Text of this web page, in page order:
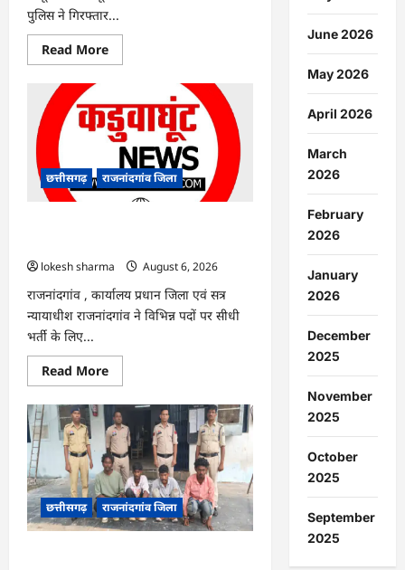
पुलिस ने गिरफ्तार...
Read MoreRead
more
ऑटो
चालक
को
लूटने
वाले
4
गिरफ्तार…
छत्तीसगढ़ राजनांदगांव जिला
lokesh sharma
August 6, 2026
राजनांदगांव , कार्यालय प्रधान जिला एवं सत्र
न्यायाधीश राजनांदगांव ने विभिन्न पदों पर सीधी
भर्ती के लिए...
Read MoreRead
more
राजनांदगांव
सीधी
भर्ती
के
लिए
जारी
विज्ञापन
में
संशोधन…
छत्तीसगढ़ राजनांदगांव जिला
June 2026
May 2026
April 2026
March
2026
February
2026
January
2026
December
2025
November
2025
October
2025
September
2025